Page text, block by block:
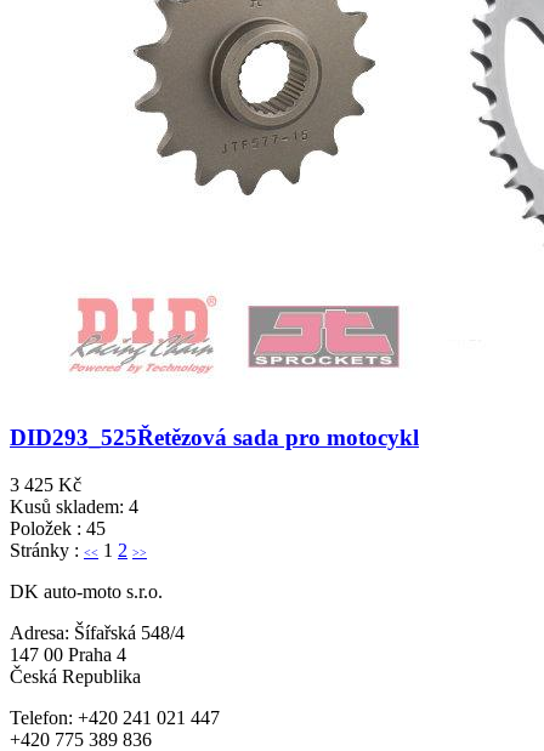
DID293_525Řetězová sada pro motocykl
3 425 Kč
Kusů skladem: 4
Položek : 45
Stránky : << 1 2 >>
DK auto-moto s.r.o.
Adresa: Šífařská 548/4
147 00 Praha 4
Česká Republika
Telefon: +420 241 021 447
+420 775 389 836